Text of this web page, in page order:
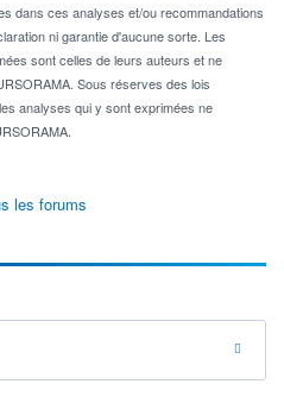
dans ces analyses et/ou recommandations
ni garantie d'aucune sorte. Les
sont celles de leurs auteurs et ne
Sous réserves des lois
analyses qui y sont exprimées ne
les forums